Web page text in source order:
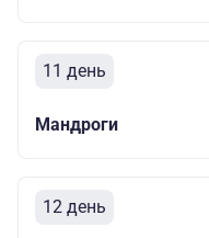
11 день
Мандроги
12 день